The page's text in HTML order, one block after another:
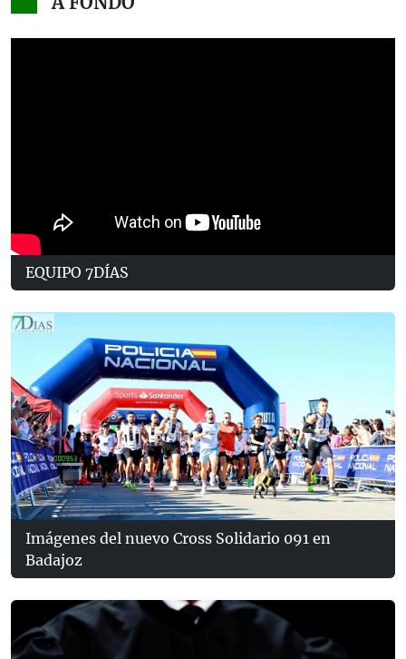
EQUIPO 7DÍAS
Imágenes del nuevo Cross Solidario 091 en
Badajoz